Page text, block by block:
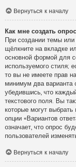
Вернуться к началу
Как мне создать
При создании темы
щёлкните на вкладке
основной формой для
используемого стиля;
то вы не имеете прав
минимум два варианта
убедившись, что
текстового поля. Вы
которые могут
опции «Вариантов
означает, что опрос
пользователей
Вернуться к началу